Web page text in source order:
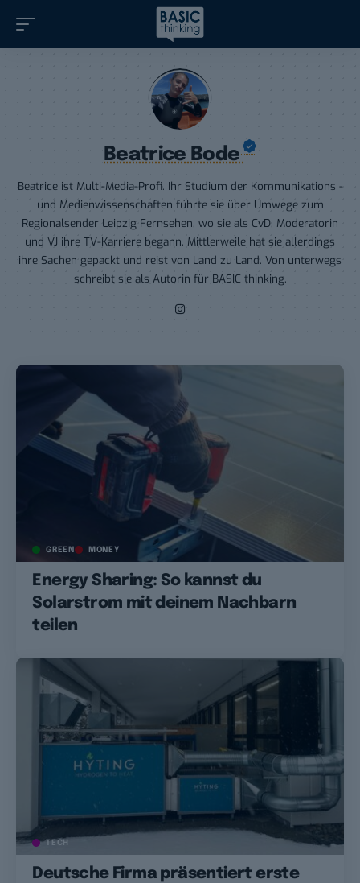
Beatrice Bode
Beatrice ist Multi-Media-Profi. Ihr Studium der Kommunikations -
und Medienwissenschaften führte sie über Umwege zum
Regionalsender Leipzig Fernsehen, wo sie als CvD, Moderatorin
und VJ ihre TV-Karriere begann. Mittlerweile hat sie allerdings
ihre Sachen gepackt und reist von Land zu Land. Von unterwegs
schreibt sie als Autorin für BASIC thinking.
GREEN MONEY
Energy Sharing: So kannst du
Solarstrom mit deinem Nachbarn
teilen
TECH
Deutsche Firma präsentiert erste